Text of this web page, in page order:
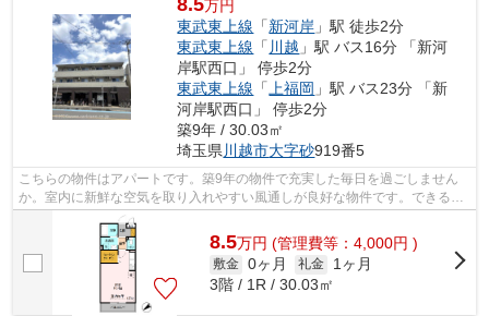
万円
東武東上線 「新河岸 」駅 徒歩2分
東武東上線 「 川越 」駅 バス16分 「新河
岸駅西口」 停歩2分
東武東上線 「 上福岡 」駅 バス23分 「新
河岸駅西口」 停歩2分
築9年 / 30.03㎡
埼玉県 川越市大字砂919番5
こちらの物件はアパートです。築9年の物件で充実した毎日を過ごしません
か。室内に新鮮な空気を取り入れやすい風通しが良好な物件です。できるだ
け早めに不動産情報を集めたい方は当社...
8.5万円 (管理費等：4,000円 )
敷金 0ヶ月 礼金
1ヶ月
3階 / 1R / 30.03㎡